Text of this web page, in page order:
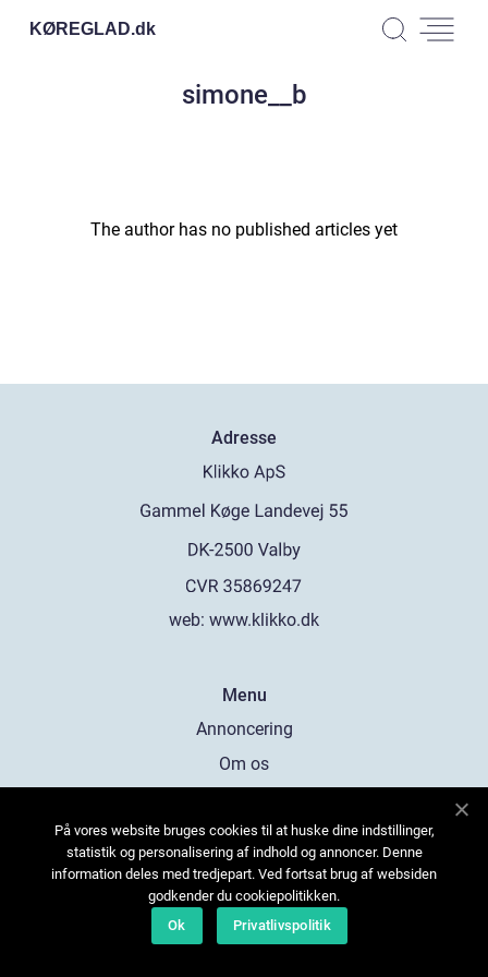
KØREGLAD.dk
simone__b
The author has no published articles yet
Adresse
web: www.klikko.dk
Menu
Annoncering
Om os
Kontakt os
Sitemap
På vores website bruges cookies til at huske dine indstillinger,
statistik og personalisering af indhold og annoncer. Denne
information deles med tredjepart. Ved fortsat brug af websiden
godkender du cookiepolitikken.
Ok
Privatlivspolitik